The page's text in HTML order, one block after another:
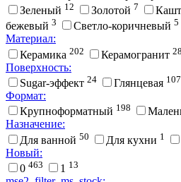
Зеленый 12 Золотой 7
бежевый 3 Светло-коричневый 5
Материал:
Керамика 202 Керамогранит
Поверхность:
Sugar-эффект 24 Глянцевая 107
Формат:
Крупноформатный 198
Назначение:
Для ванной 50 Для кухни 1
Новый:
0 463 1 13